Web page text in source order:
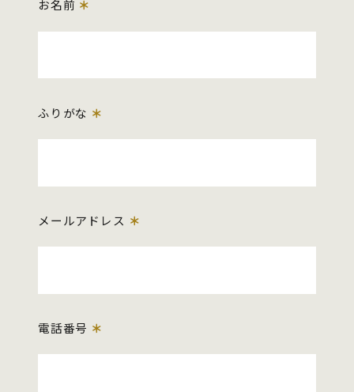
お名前 ＊
ふりがな ＊
メールアドレス ＊
電話番号 ＊